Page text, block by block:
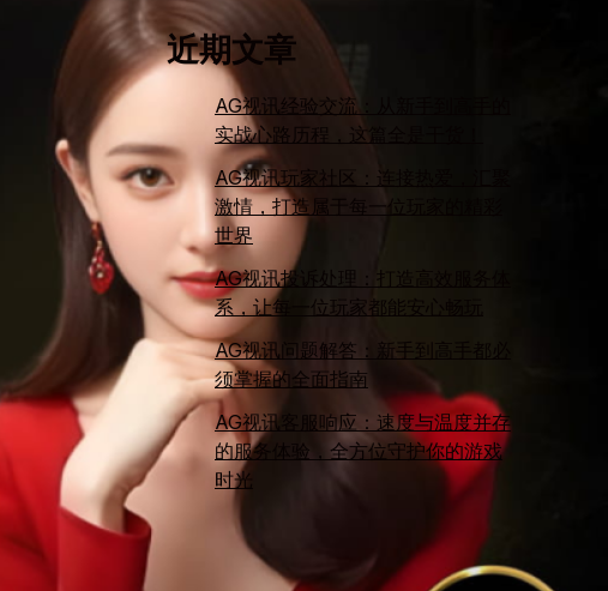
近期文章
AG视讯经验交流：从新手到高手的
实战心路历程，这篇全是干货！
AG视讯玩家社区：连接热爱，汇聚
激情，打造属于每一位玩家的精彩
世界
AG视讯投诉处理：打造高效服务体
系，让每一位玩家都能安心畅玩
AG视讯问题解答：新手到高手都必
须掌握的全面指南
AG视讯客服响应：速度与温度并存
的服务体验，全方位守护你的游戏
时光